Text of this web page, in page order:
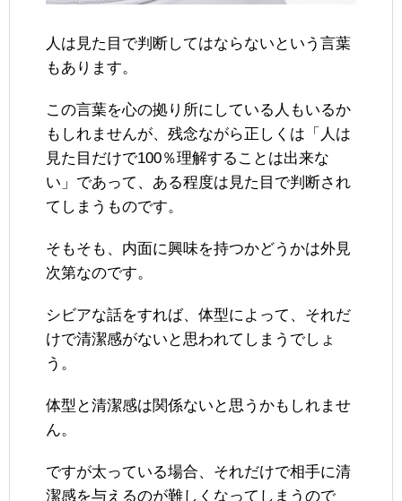
人は見た目で判断してはならないという言葉
もあります。
この言葉を心の拠り所にしている人もいるか
もしれませんが、残念ながら正しくは「人は
見た目だけで100％理解することは出来な
い」であって、ある程度は見た目で判断され
てしまうものです。
そもそも、内面に興味を持つかどうかは外見
次第なのです。
シビアな話をすれば、体型によって、それだ
けで清潔感がないと思われてしまうでしょ
う。
体型と清潔感は関係ないと思うかもしれませ
ん。
ですが太っている場合、それだけで相手に清
潔感を与えるのが難しくなってしまうので